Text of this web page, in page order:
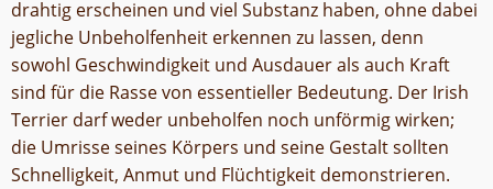
drahtig erscheinen und viel Substanz haben, ohne dabei
jegliche Unbeholfenheit erkennen zu lassen, denn
sowohl Geschwindigkeit und Ausdauer als auch Kraft
sind für die Rasse von essentieller Bedeutung. Der Irish
Terrier darf weder unbeholfen noch unförmig wirken;
die Umrisse seines Körpers und seine Gestalt sollten
Schnelligkeit, Anmut und Flüchtigkeit demonstrieren.